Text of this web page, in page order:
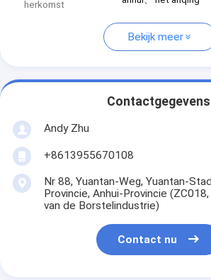
herkomst
Bekijk meer
Contactgegevens
Andy Zhu
+8613955670108
Nr 88, Yuantan-Weg, Yuantan-
Provincie, Anhui-Provincie
van de Borstelindustrie)
Contact nu